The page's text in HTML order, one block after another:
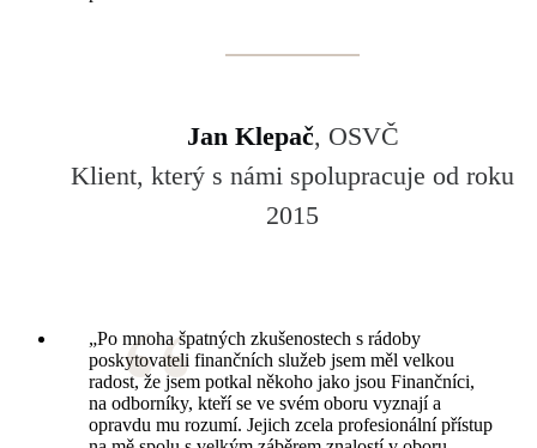
Jan Klepač, OSVČ
Klient, který s námi spolupracuje od roku
2015
„Po mnoha špatných zkušenostech s rádoby
poskytovateli finančních služeb jsem měl velkou
radost, že jsem potkal někoho jako jsou Finančníci,
na odborníky, kteří se ve svém oboru vyznají a
opravdu mu rozumí. Jejich zcela profesionální přístup